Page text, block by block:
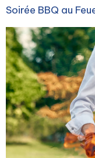
Soirée BBQ au